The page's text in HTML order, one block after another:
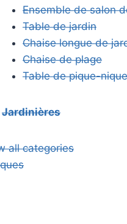
Ensemble de salon
Table de jardin
Chaise longue de
Chaise de plage
Table de pique-nique
Jardinières
all categories